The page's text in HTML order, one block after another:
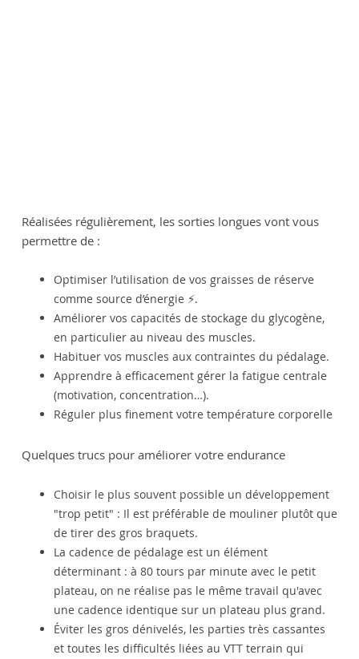
Réalisées régulièrement, les sorties longues vont vous
permettre de :
Optimiser l’utilisation de vos graisses de réserve
comme source d’énergie ⚡️.
Améliorer vos capacités de stockage du glycogène,
en particulier au niveau des muscles.
Habituer vos muscles aux contraintes du pédalage.
Apprendre à efficacement gérer la fatigue centrale
(motivation, concentration…).
Réguler plus finement votre température corporelle
Quelques trucs pour améliorer votre endurance
Choisir le plus souvent possible un développement
"trop petit" : Il est préférable de mouliner plutôt que
de tirer des gros braquets.
La cadence de pédalage est un élément
déterminant : à 80 tours par minute avec le petit
plateau, on ne réalise pas le même travail qu'avec
une cadence identique sur un plateau plus grand.
Éviter les gros dénivelés, les parties très cassantes
et toutes les difficultés liées au VTT terrain qui